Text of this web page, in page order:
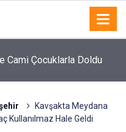
Cami Çocuklarla Doldu
Kavşakta Meydana
Kullanılmaz Hale Geldi